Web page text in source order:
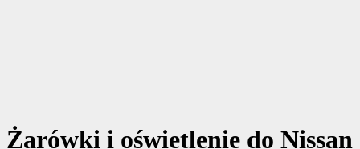
Żarówki i oświetlenie do Nissan